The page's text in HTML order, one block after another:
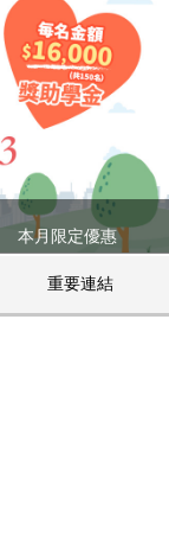
本月限定優惠
重要連結